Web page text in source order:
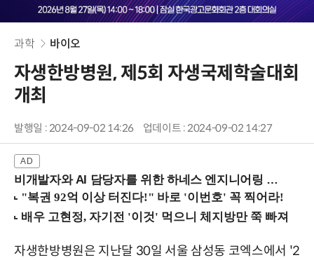
과학 바이오
자생한방병원, 제5회 자생국제학술대회
개최
발행일 : 2024-09-02 14:26 업데이트 : 2024-09-02 14:27
비개발자와 AI 담당자를 위한 하네스 엔지니어링 입문과정 (8/20 신논현역)
자생한방병원은 지난달 30일 서울 삼성동 코엑스에서 '2